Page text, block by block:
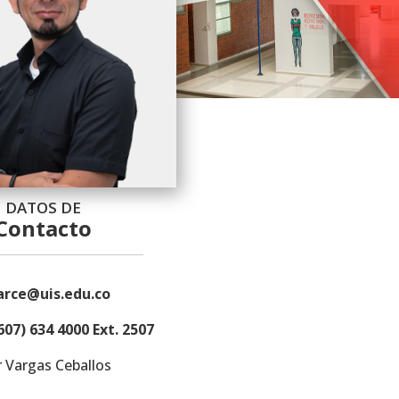
DATOS DE
634 4000 Ext. 2507
Vargas Ceballos